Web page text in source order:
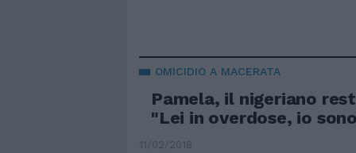
OMICIDIO A MACERATA
Pamela, il nigeriano
"Lei in overdose, io
11/02/2018